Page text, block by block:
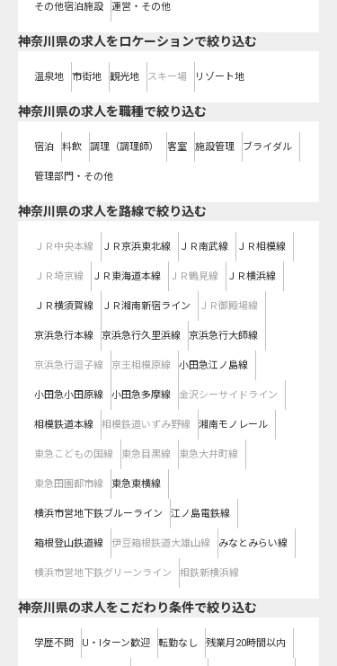
その他宿泊施設 運営・その他
神奈川県の求人をロケーションで絞り込む
温泉地 市街地 観光地 スキー場 リゾート地
神奈川県の求人を職種で絞り込む
宿泊 料飲 調理（調理師） 客室 施設管理 ブライダル
管理部門・その他
神奈川県の求人を路線で絞り込む
ＪＲ中央本線 ＪＲ京浜東北線 ＪＲ南武線 ＪＲ相模線
ＪＲ埼京線 ＪＲ東海道本線 ＪＲ鶴見線 ＪＲ横浜線
ＪＲ横須賀線 ＪＲ湘南新宿ライン ＪＲ御殿場線
京浜急行本線 京浜急行久里浜線 京浜急行大師線
京浜急行逗子線 京王相模原線 小田急江ノ島線
小田急小田原線 小田急多摩線 金沢シーサイドライン
相模鉄道本線 相模鉄道いずみ野線 湘南モノレール
東急こどもの国線 東急目黒線 東急大井町線
東急田園都市線 東急東横線
横浜市営地下鉄ブルーライン 江ノ島電鉄線
箱根登山鉄道線 伊豆箱根鉄道大雄山線 みなとみらい線
横浜市営地下鉄グリーンライン 相鉄新横浜線
神奈川県の求人をこだわり条件で絞り込む
学歴不問 U・Iターン歓迎 転勤なし 残業月20時間以内